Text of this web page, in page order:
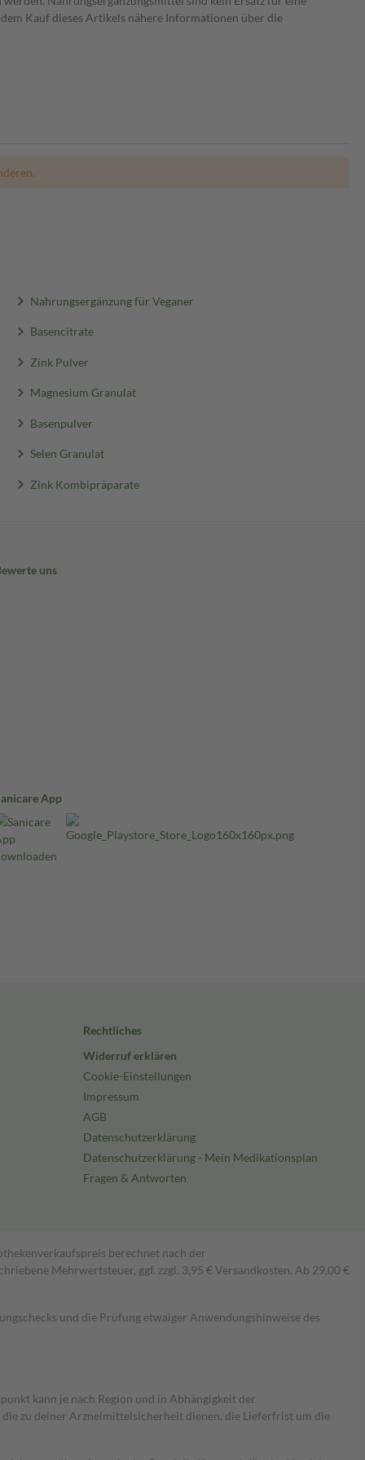
Kauf dieses Artikels nähere Informationen über die
Nahrungsergänzung für Veganer
Basencitrate
Zink Pulver
Magnesium Granulat
Basenpulver
Selen Granulat
Zink Kombipräparate
uns
App
Rechtliches
Widerruf erklären
Cookie-Einstellungen
Impressum
AGB
Datenschutzerklärung
Datenschutzerklärung - Mein Medikationsplan
Fragen & Antworten
berechnet nach der
Mehrwertsteuer, ggf. zzgl. 3,95 € Versandkosten. Ab 29,00 €
und die Prüfung etwaiger Anwendungshinweise des
kann je nach Region und in Abhängigkeit der
zu deiner Arzneimittelsicherheit dienen, die Lieferfrist um die